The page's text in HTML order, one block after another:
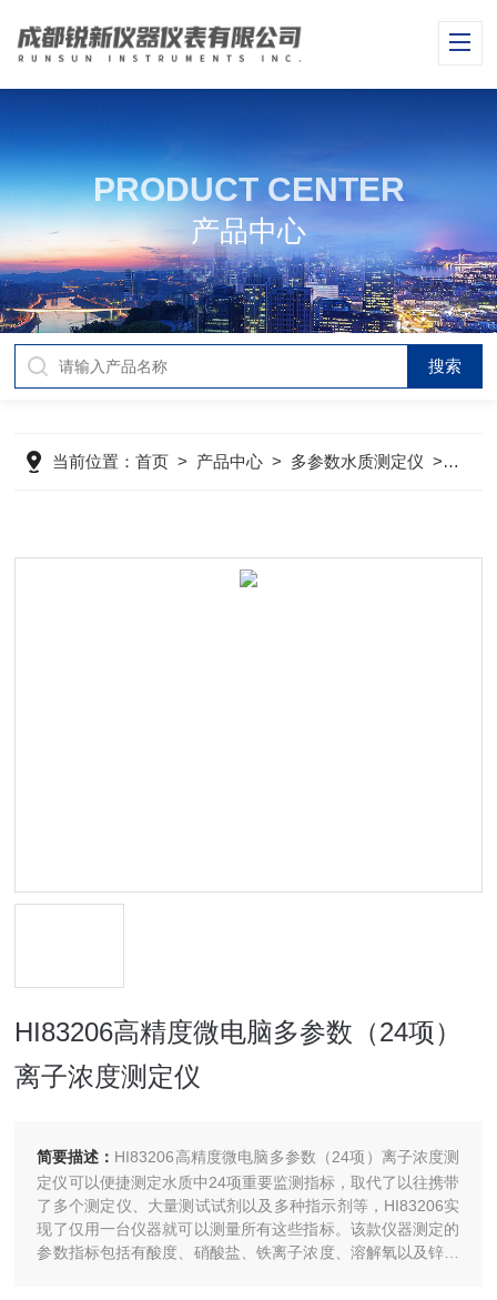
PRODUCT CENTER
产品中心
当前位置：首页 > 产品中心 > 多参数水质测定仪 > 实验
HI83206高精度微电脑多参数（24项）
离子浓度测定仪
简要描述： HI83206高精度微电脑多参数（24项）离子浓度测
定仪可以便捷测定水质中24项重要监测指标，取代了以往携带
了多个测定仪、大量测试试剂以及多种指示剂等，HI83206实
现了仅用一台仪器就可以测量所有这些指标。该款仪器测定的
参数指标包括有酸度、硝酸盐、铁离子浓度、溶解氧以及锌离